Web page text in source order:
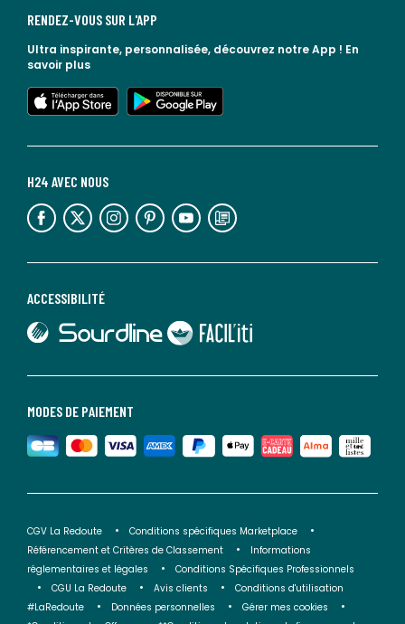
MODES DE PAIEMENT
ACCESSIBILITÉ
lien vers Sourdline
lien vers Faciliti
H24 AVEC NOUS
lien vers l'espace réseaux sociaux lien vers l'espace réseaux sociaux lien vers l'espace réseaux sociaux lien vers l'espace réseaux sociaux lien vers l'espace réseaux sociaux lien vers le blog la redoute
RENDEZ-VOUS SUR L'APP
Ultra inspirante, personnalisée, découvrez notre App ! En
savoir plus
lien vers l'app store
lien vers google play
CGV La Redoute
Conditions spécifiques Marketplace
Référencement et Critères de Classement
Informations
réglementaires et légales
Conditions Spécifiques Professionnels
CGU La Redoute
Avis clients
Conditions d'utilisation
#LaRedoute
Données personnelles
Gérer mes cookies